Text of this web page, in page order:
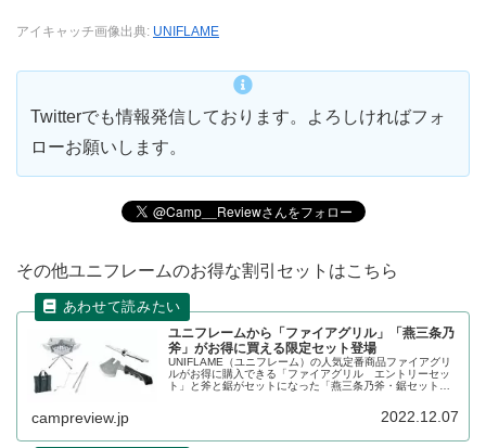
アイキャッチ画像出典: UNIFLAME
Twitterでも情報発信しております。よろしければフォ
ローお願いします。
その他ユニフレームのお得な割引セットはこちら
ユニフレームから「ファイアグリル」「燕三条乃
斧」がお得に買える限定セット登場
UNIFLAME（ユニフレーム）の人気定番商品ファイアグリ
ルがお得に購入できる「ファイアグリル エントリーセッ
ト」と斧と鋸がセットになった「燕三条乃斧・鋸セット」
するよりお得です。詳細をレビューします。
campreview.jp 2022.12.07